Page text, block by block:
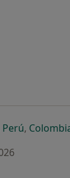
záložce
otevře v nové
Perúse otevře
,